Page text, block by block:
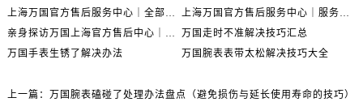
上海万国官方售后服务中心｜全部网点地址电话权威信息公示（2026年6月最新）
上海万国官方售后服务中心｜服务热线及办公地址权威信息公示（2026年6月最新）
亲身探访万国上海官方售后中心｜地址报修全流程真实经历（2026年6月最新）
万国走时不准解决技巧汇总
万国手表生锈了解决办法
万国腕表表带太松解决技巧大全
上一篇： 万国腕表磕碰了处理办法盘点（避免损伤与延长使用寿命的技巧）